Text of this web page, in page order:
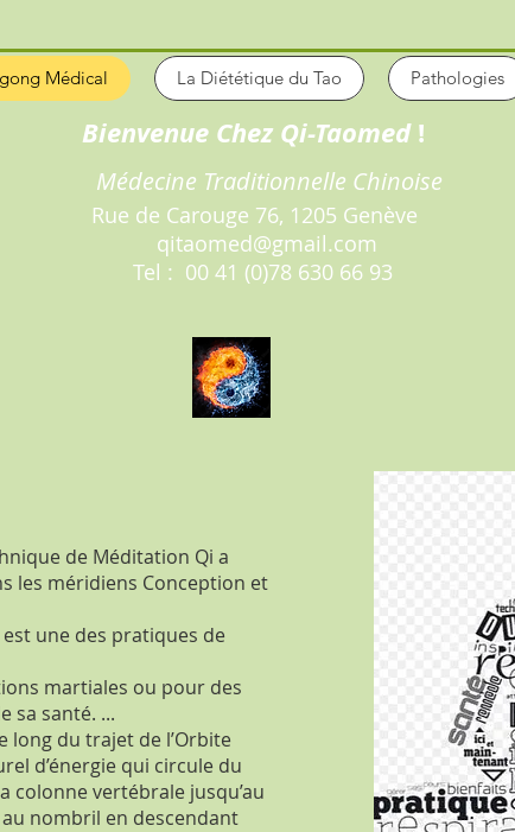
Médical La Diététique du Tao Pathologies
Bienvenue Chez Qi-Taomed!
Médecine Traditionnelle Chinoise
de Carouge 76, 1205 Genève
qitaomed@gmail.com
: 00 41 (0)78 630 66 93
de Méditation Qi a
les méridiens Conception et
une des pratiques de
martiales ou pour des
sa santé. ...
long du trajet de l’Orbite
d’énergie qui circule du
colonne vertébrale jusqu’au
nombril en descendant